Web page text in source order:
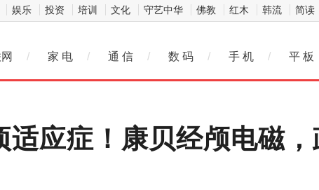
娱乐 投资 培训 文化 守艺中华 佛教 红木 韩流 简读
/ 家 电 / 通 信 / 数 码 / 手 机 / 平 板
应症！康贝经颅电磁